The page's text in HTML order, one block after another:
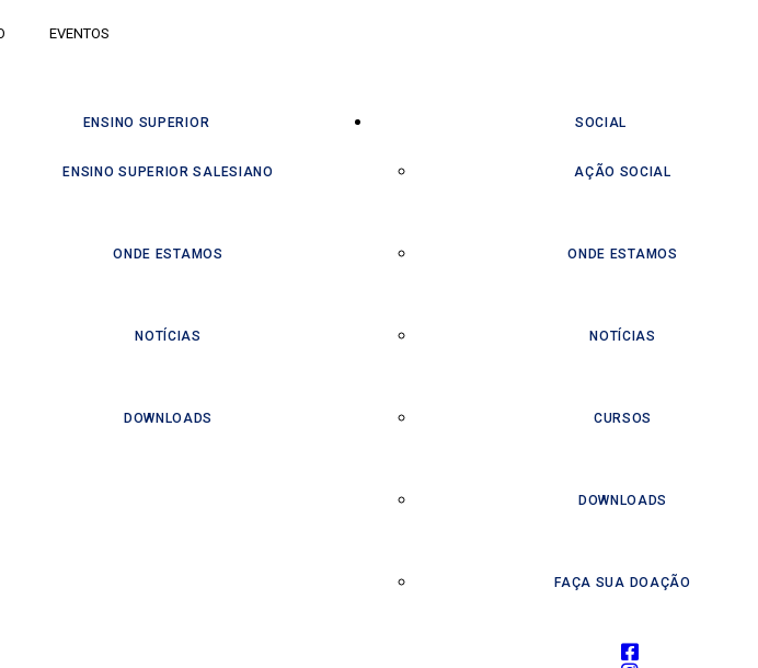
EVENTOS
ENSINO SUPERIOR
ENSINO SUPERIOR SALESIANO
ONDE ESTAMOS
NOTÍCIAS
DOWNLOADS
SOCIAL
AÇÃO SOCIAL
ONDE ESTAMOS
NOTÍCIAS
CURSOS
DOWNLOADS
FAÇA SUA DOAÇÃO